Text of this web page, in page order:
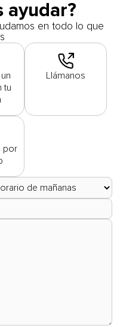
ayudar?
en todo lo que
tu
Llámanos
por